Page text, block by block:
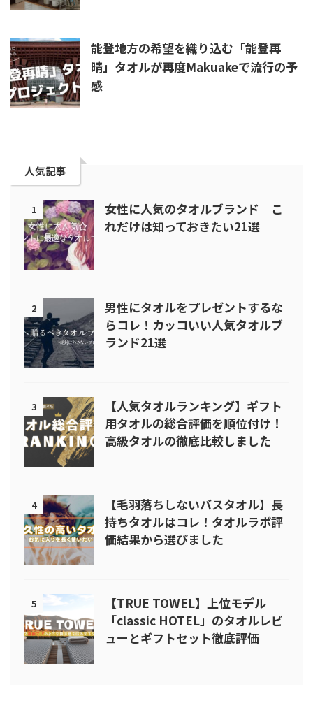
能登地方の希望を織り込む「能登再
晴」タオルが再度Makuakeで流行の予
感
人気記事
1
女性に人気のタオルブランド｜こ
れだけは知っておきたい21選
2
男性にタオルをプレゼントするな
らコレ！カッコいい人気タオルブ
ランド21選
3
【人気タオルランキング】ギフト
用タオルの総合評価を順位付け！
高級タオルの徹底比較しました
4
【毛羽落ちしないバスタオル】長
持ちタオルはコレ！タオルラボ評
価結果から選びました
5
【TRUE TOWEL】上位モデル
「classic HOTEL」のタオルレビ
ューとギフトセット徹底評価